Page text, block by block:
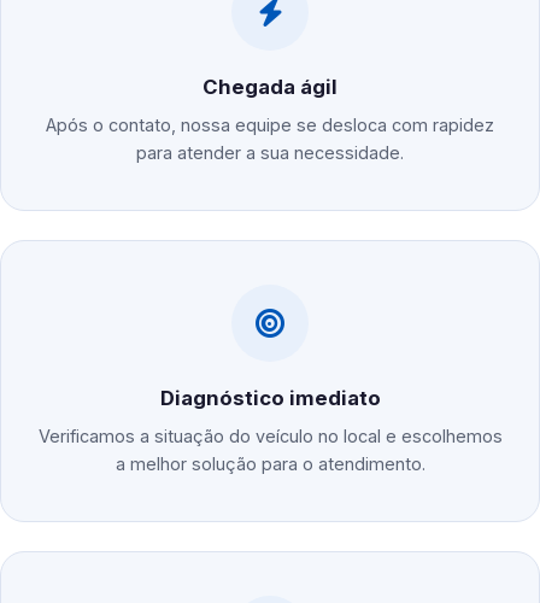
Chegada ágil
Após o contato, nossa equipe se desloca com rapidez
para atender a sua necessidade.
Diagnóstico imediato
Verificamos a situação do veículo no local e escolhemos
a melhor solução para o atendimento.